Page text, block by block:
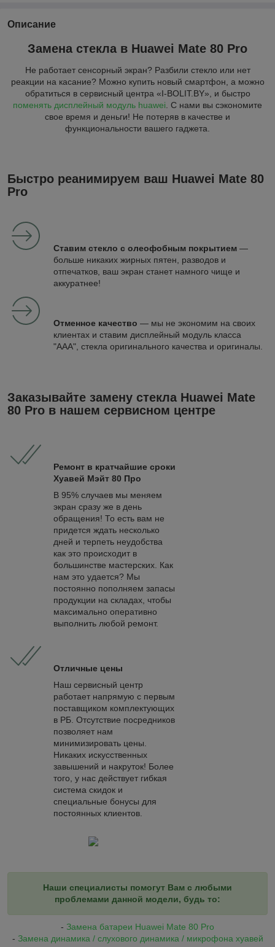
Описание
Замена стекла в Huawei Mate 80 Pro
Не работает сенсорный экран? Разбили стекло или нет
реакции на касание? Можно купить новый смартфон, а можно
обратиться в сервисный центра «I-BOLIT.BY», и быстро
поменять дисплейный модуль huawei. С нами вы сэкономите
свое время и деньги! Не потеряв в качестве и
функциональности вашего гаджета.
Быстро реанимируем ваш Huawei Mate 80
Pro
Ставим стекло с олеофобным покрытием —
больше никаких жирных пятен, разводов и
отпечатков, ваш экран станет намного чище и
аккуратнее!
Отменное качество — мы не экономим на своих
клиентах и ставим дисплейный модуль класса
"ААА", стекла оригинального качества и оригиналы.
Заказывайте замену стекла Huawei Mate
80 Pro в нашем сервисном центре
Ремонт в кратчайшие сроки
Хуавей Мэйт 80 Про
В 95% случаев мы меняем
экран сразу же в день
обращения! То есть вам не
придется ждать несколько
дней и терпеть неудобства
как это происходит в
большинстве мастерских. Как
нам это удается? Мы
постоянно пополняем запасы
продукции на складах, чтобы
максимально оперативно
выполнить любой ремонт.
Отличные цены
Наш сервисный центр
работает напрямую с первым
поставщиком комплектующих
в РБ. Отсутствие посредников
позволяет нам
минимизировать цены.
Никаких искусственных
завышений и накруток! Более
того, у нас действует гибкая
система скидок и
специальные бонусы для
постоянных клиентов.
Наши специалисты помогут Вам с любыми
проблемами данной модели, будь то:
- Замена батареи Huawei Mate 80 Pro
- Замена динамика / слухового динамика / микрофона хуавей